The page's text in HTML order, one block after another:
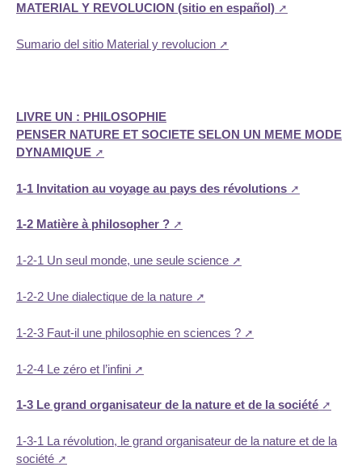
MATERIAL Y REVOLUCION (sitio en español)
Sumario del sitio Material y revolucion
LIVRE UN : PHILOSOPHIE
PENSER NATURE ET SOCIETE SELON UN MEME MODE
DYNAMIQUE
1-1 Invitation au voyage au pays des révolutions
1-2 Matière à philosopher ?
1-2-1 Un seul monde, une seule science
1-2-2 Une dialectique de la nature
1-2-3 Faut-il une philosophie en sciences ?
1-2-4 Le zéro et l’infini
1-3 Le grand organisateur de la nature et de la société
1-3-1 La révolution, le grand organisateur de la nature et de la
société